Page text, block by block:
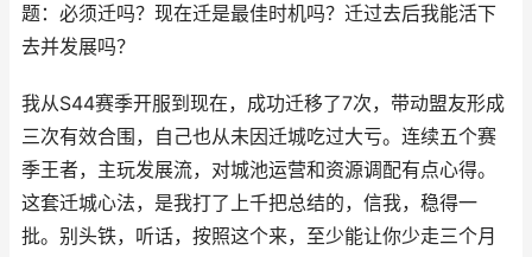
题：必须迁吗？现在迁是最佳时机吗？迁过去后我能活下
去并发展吗？
我从S44赛季开服到现在，成功迁移了7次，带动盟友形成
三次有效合围，自己也从未因迁城吃过大亏。连续五个赛
季王者，主玩发展流，对城池运营和资源调配有点心得。
这套迁城心法，是我打了上千把总结的，信我，稳得一
批。别头铁，听话，按照这个来，至少能让你少走三个月